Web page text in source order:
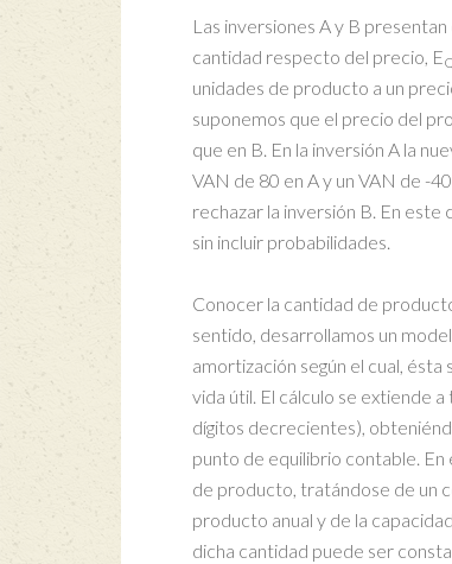
Las inversiones A y B
cantidad respecto del precio, E
unidades de producto a un
suponemos que el precio del
que en B. En la inversión A la
VAN de 80 en A y un VAN de -
rechazar la inversión B. En
sin incluir probabilidades.
Conocer la cantidad de
sentido, desarrollamos un
amortización según el cual,
vida útil. El cálculo se extiende
dígitos decrecientes),
punto de equilibrio contable.
de producto, tratándose de un
producto anual y de la
dicha cantidad puede ser